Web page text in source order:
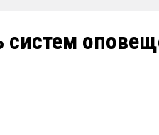
систем